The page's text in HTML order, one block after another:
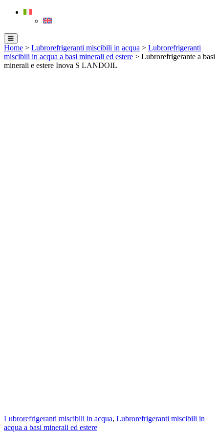
Home > Lubrorefrigeranti miscibili in acqua > Lubrorefrigeranti
miscibili in acqua a basi minerali ed estere > Lubrorefrigerante a basi
minerali e estere Inova S LANDOIL
Lubrorefrigeranti miscibili in acqua, Lubrorefrigeranti miscibili in
acqua a basi minerali ed estere